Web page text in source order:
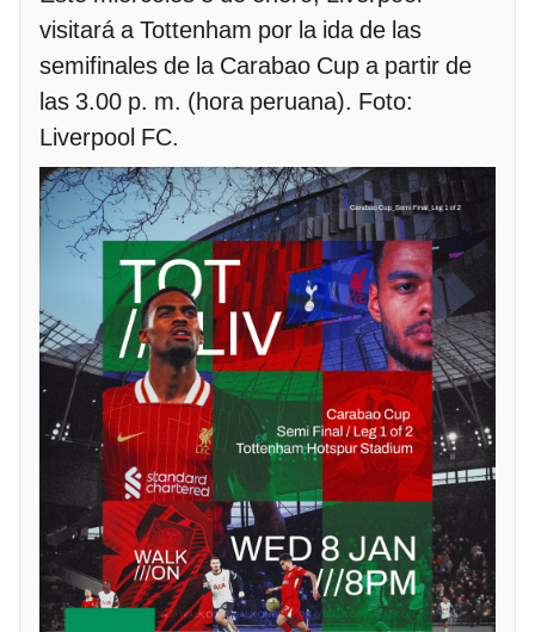
visitará a Tottenham por la ida de las
semifinales de la Carabao Cup a partir de
las 3.00 p. m. (hora peruana). Foto:
Liverpool FC.